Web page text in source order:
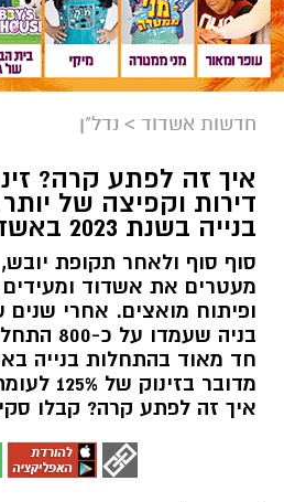
חדשות אשדוד > נדל"ן
איך זה לפתע קרה?
בנייה בשנת 2023 באשדוד
סוף סוף ולאחר תקופת יובש,
מעטרים את אשדוד
ופיתוח מואצים. אחרי
בניה
חד מאוד בהתחלות בנייה
מדובר
איך זה לפתע קרה? קבלו